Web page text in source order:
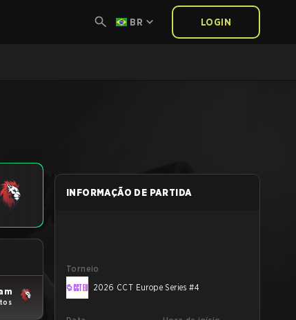
BR LOGIN
INFORMAÇÃO DE PARTIDA
Torneio
2026 CCT Europe Series #4